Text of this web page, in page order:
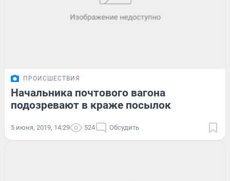
ПРОИСШЕСТВИЯ
Начальника почтового вагона
подозревают в краже посылок
5 июня, 2019, 14:29 524 Обсудить